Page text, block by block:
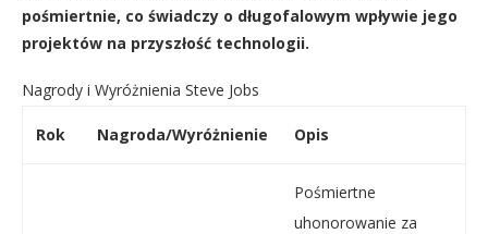
pośmiertnie, co świadczy o długofalowym wpływie jego
projektów na przyszłość technologii.
Nagrody i Wyróżnienia Steve Jobs
Rok Nagroda/Wyróżnienie Opis
Pośmiertne
uhonorowanie za